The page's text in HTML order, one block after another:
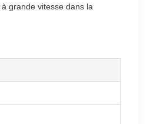
grande vitesse dans la